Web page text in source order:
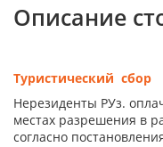
Описание
Туристический сбор
Нерезиденты РУз.
местах разрешения в
согласно